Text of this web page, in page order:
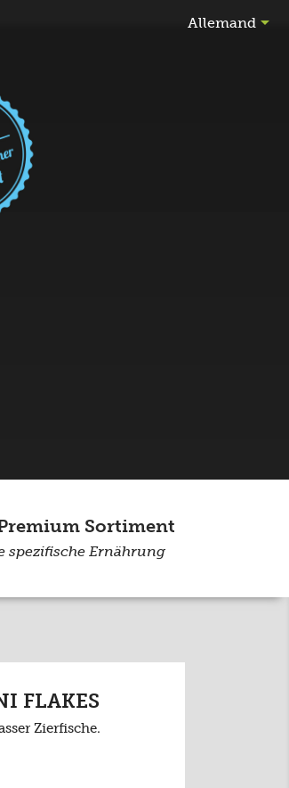
Allemand
Sortiment
spezifische Ernährung
FLAKES
Zierfische.